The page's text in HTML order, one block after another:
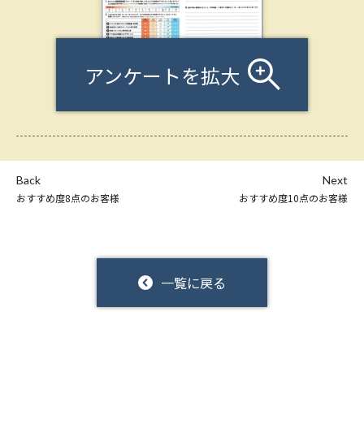
アンケートを拡大
Back
おすすめ度8点のお客様
一覧に戻る
Next
おすすめ度10点のお客様